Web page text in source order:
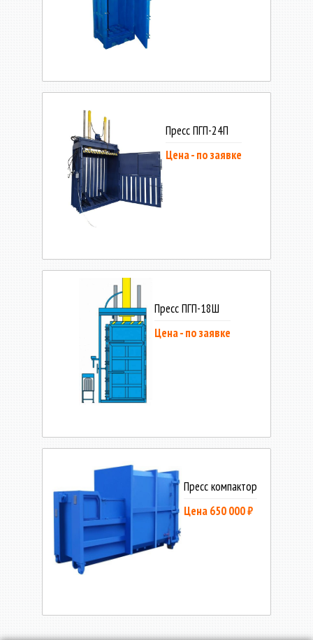
Пресс ПГП-24П
Цена - по заявке
Пресс ПГП-18Ш
Цена - по заявке
Пресс компактор
Цена 650 000 ₽